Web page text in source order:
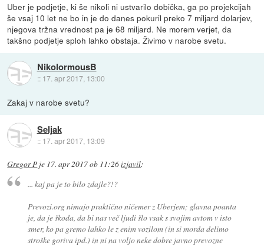
Uber je podjetje, ki še nikoli ni ustvarilo dobička, ga po projekcijah
še vsaj 10 let ne bo in je do danes pokuril preko 7 miljard dolarjev,
njegova tržna vrednost pa je 68 miljard. Ne morem verjet, da
takšno podjetje sploh lahko obstaja. Živimo v narobe svetu.
NikolormousB
:: 17. apr 2017, 13:00
Zakaj v narobe svetu?
Seljak
:: 17. apr 2017, 13:09
Gregor P je 17. apr 2017 ob 11:26izjavil:
... kaj pa je to bilo zdajle?!?
Prevozi.org nimajo praktično ničemer z Uberjem; glavna poanta
je, da je škoda, da bi nas več ljudi šlo vsak s svojim avtom v isto
smer, ko pa gremo lahko le z enim vozilom (in si morda delimo
stroške goriva ipd.) in ni na voljo neke dobre javno prevozne